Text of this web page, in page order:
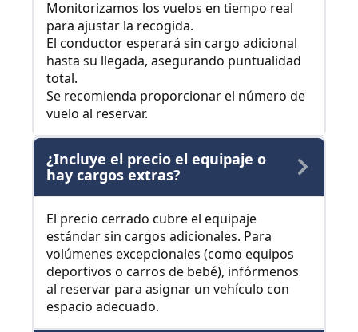
Monitorizamos los vuelos en tiempo real
para ajustar la recogida.
El conductor esperará sin cargo adicional
hasta su llegada, asegurando puntualidad
total.
Se recomienda proporcionar el número de
vuelo al reservar.
¿Incluye el precio el equipaje o
hay cargos extras?
El precio cerrado cubre el equipaje
estándar sin cargos adicionales. Para
volúmenes excepcionales (como equipos
deportivos o carros de bebé), infórmenos
al reservar para asignar un vehículo con
espacio adecuado.